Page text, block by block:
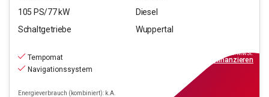
105 PS/77kW
Diesel
Schaltgetriebe
Wuppertal
Tempomat
Navigationssystem
Energieverbrauch (kombiniert): k.A.
inkl.MwSt.
finanzieren